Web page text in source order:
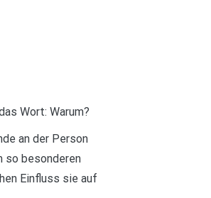
Wort: Warum?
an der Person
so besonderen
Einfluss sie auf